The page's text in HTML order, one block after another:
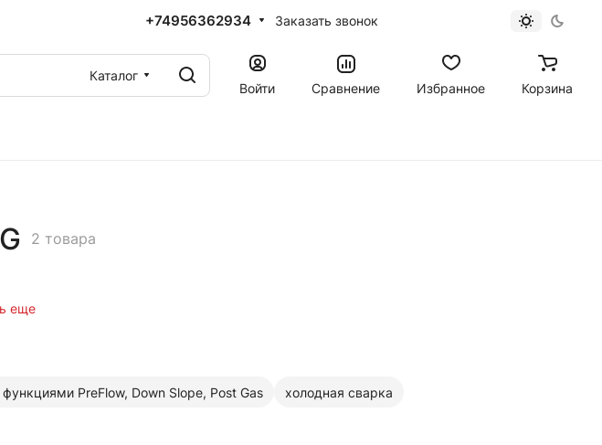
+74956362934 Заказать звонок
Каталог
Войти
Сравнение Избранное Корзина
2 товара
еще
функциями PreFlow, Down Slope, Post Gas холодная сварка